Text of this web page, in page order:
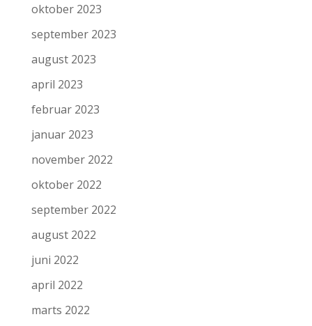
oktober 2023
september 2023
august 2023
april 2023
februar 2023
januar 2023
november 2022
oktober 2022
september 2022
august 2022
juni 2022
april 2022
marts 2022